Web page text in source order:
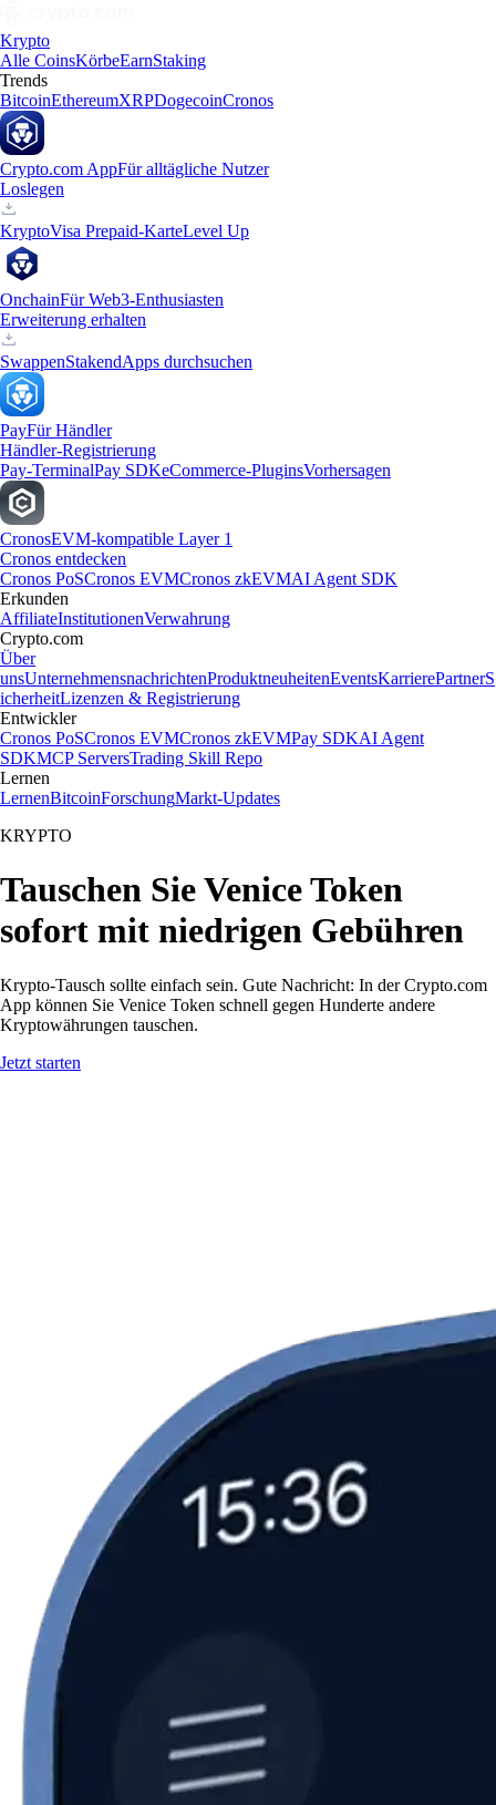
Krypto
Alle CoinsKörbeEarnStaking
Trends
BitcoinEthereumXRPDogecoinCronos
Crypto.com AppFür alltägliche Nutzer
Loslegen
KryptoVisa Prepaid-KarteLevel Up
OnchainFür Web3-Enthusiasten
Erweiterung erhalten
SwappenStakendApps durchsuchen
PayFür Händler
Händler-Registrierung
Pay-TerminalPay SDKeCommerce-PluginsVorhersagen
CronosEVM-kompatible Layer 1
Cronos entdecken
Cronos PoSCronos EVMCronos zkEVMAI Agent SDK
Erkunden
AffiliateInstitutionenVerwahrung
Crypto.com
Über
unsUnternehmensnachrichtenProduktneuheitenEventsKarrierePartnerS
icherheitLizenzen & Registrierung
Entwickler
Cronos PoSCronos EVMCronos zkEVMPay SDKAI Agent
SDKMCP ServersTrading Skill Repo
Lernen
LernenBitcoinForschungMarkt-Updates
KRYPTO
Tauschen Sie Venice Token
sofort mit niedrigen Gebühren
Krypto-Tausch sollte einfach sein. Gute Nachricht: In der Crypto.com
App können Sie Venice Token schnell gegen Hunderte andere
Kryptowährungen tauschen.
Jetzt starten